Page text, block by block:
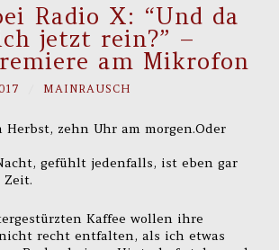
Radio X: “Und da
jetzt rein?” –
am Mikrofon
MAINRAUSCH
Herbst, zehn Uhr am morgen.Oder
gefühlt jedenfalls, ist eben gar
Kaffee wollen ihre
recht entfalten, als ich etwas